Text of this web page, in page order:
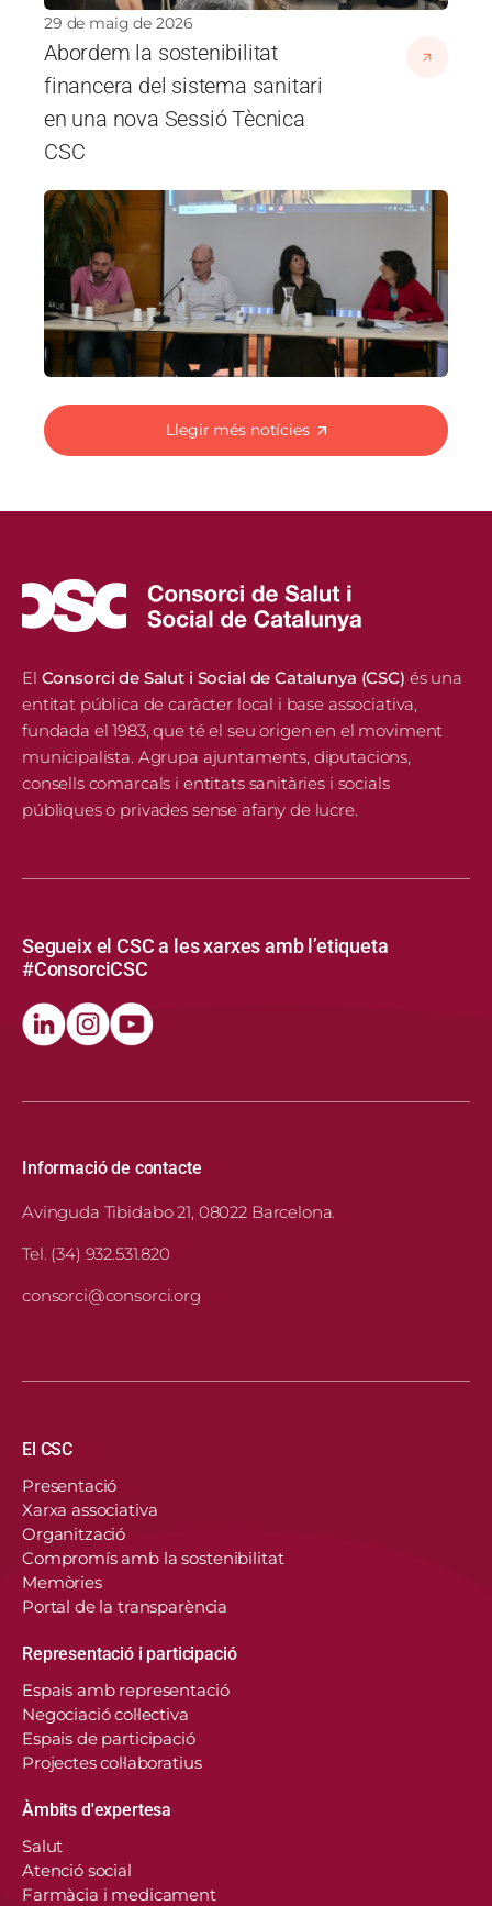
29 de maig de 2026
Abordem la sostenibilitat
financera del sistema sanitari
en una nova Sessió Tècnica
CSC
Imatge
Llegir més notícies
El Consorci de Salut i Social de Catalunya (CSC) és una
entitat pública de caràcter local i base associativa,
fundada el 1983, que té el seu origen en el moviment
municipalista. Agrupa ajuntaments, diputacions,
consells comarcals i entitats sanitàries i socials
públiques o privades sense afany de lucre.
Segueix el CSC a les xarxes amb l’etiqueta
#ConsorciCSC
Informació de contacte
Avinguda Tibidabo 21, 08022 Barcelona.
Tel. (34) 932.531.820
consorci@consorci.org
Navegació principal
El CSC
Presentació
Xarxa associativa
Organització
Compromís amb la sostenibilitat
Memòries
Portal de la transparència
Representació i participació
Espais amb representació
Negociació col·lectiva
Espais de participació
Projectes col·laboratius
Àmbits d'expertesa
Salut
Atenció social
Farmàcia i medicament